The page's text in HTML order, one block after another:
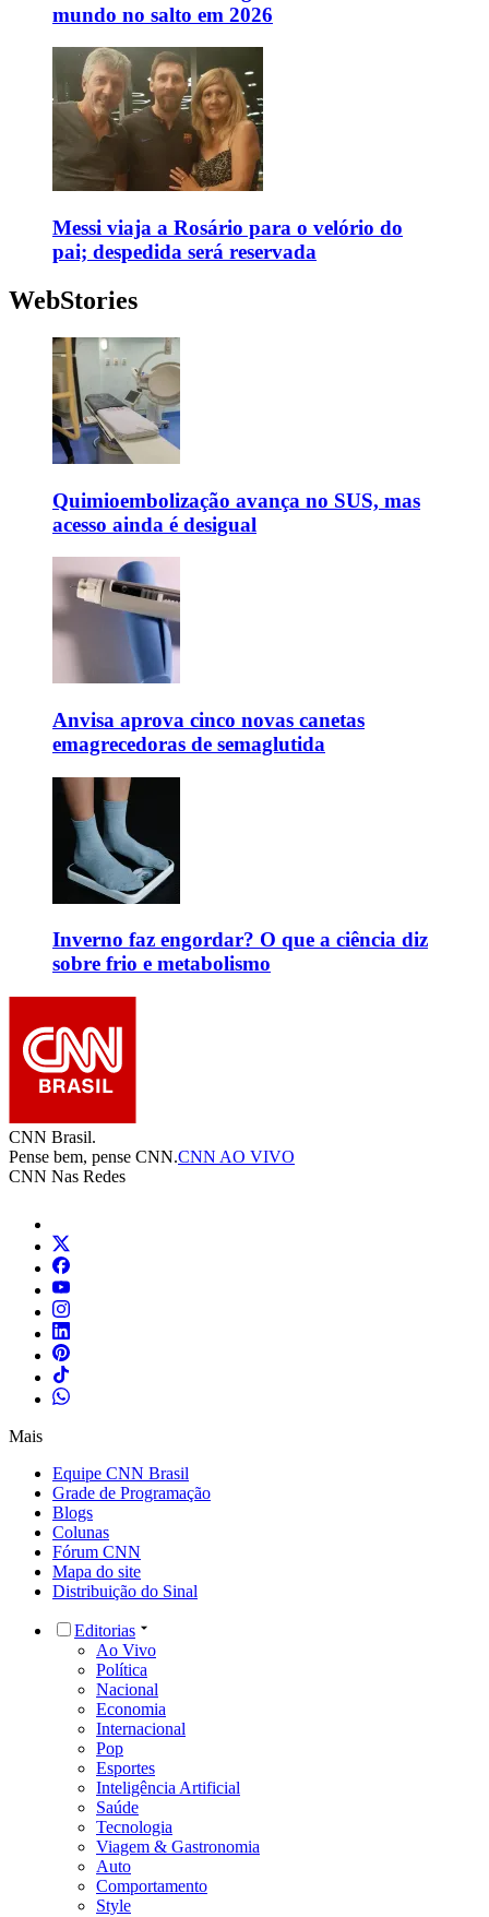
mundo no salto em 2026
Messi viaja a Rosário para o velório do
pai; despedida será reservada
WebStories
Quimioembolização avança no SUS, mas
acesso ainda é desigual
Anvisa aprova cinco novas canetas
emagrecedoras de semaglutida
Inverno faz engordar? O que a ciência diz
sobre frio e metabolismo
CNN Brasil.
Pense bem, pense CNN.CNN AO VIVO
CNN Nas Redes
Mais
Equipe CNN Brasil
Grade de Programação
Blogs
Colunas
Fórum CNN
Mapa do site
Distribuição do Sinal
Editorias
Ao Vivo
Política
Nacional
Economia
Internacional
Pop
Esportes
Inteligência Artificial
Saúde
Tecnologia
Viagem & Gastronomia
Auto
Comportamento
Style